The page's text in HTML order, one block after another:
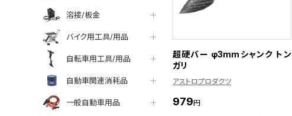
溶接/板金
バイク用工具/用品
自転車用工具/用品
自動車関連消耗品
一般自動車用品
超硬バー φ3mmシャンク トン
ガリ
アストロプロダクツ
979円